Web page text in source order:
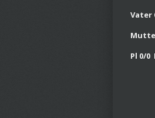
Vater
Pl 0/0